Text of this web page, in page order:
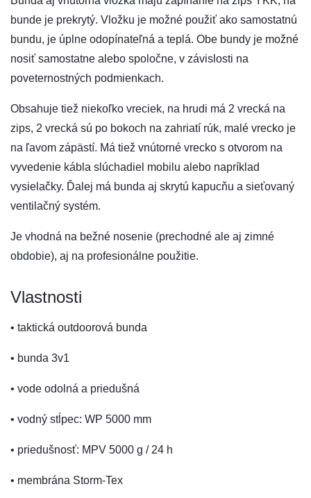
bunde je prekrytý. Vložku je možné použiť ako samostatnú
bundu, je úplne odopínateľná a teplá. Obe bundy je možné
nosiť samostatne alebo spoločne, v závislosti na
poveternostných podmienkach.
Obsahuje tiež niekoľko vreciek, na hrudi má 2 vrecká na
zips, 2 vrecká sú po bokoch na zahriatí rúk, malé vrecko je
na ľavom zápästí. Má tiež vnútorné vrecko s otvorom na
vyvedenie kábla slúchadiel mobilu alebo napríklad
vysielačky. Ďalej má bunda aj skrytú kapucňu a sieťovaný
ventilačný systém.
Je vhodná na bežné nosenie (prechodné ale aj zimné
obdobie), aj na profesionálne použitie.
Vlastnosti
• taktická outdoorová bunda
• bunda 3v1
• vode odolná a priedušná
• vodný stĺpec: WP 5000 mm
• priedušnosť: MPV 5000 g / 24 h
• membrána Storm-Tex